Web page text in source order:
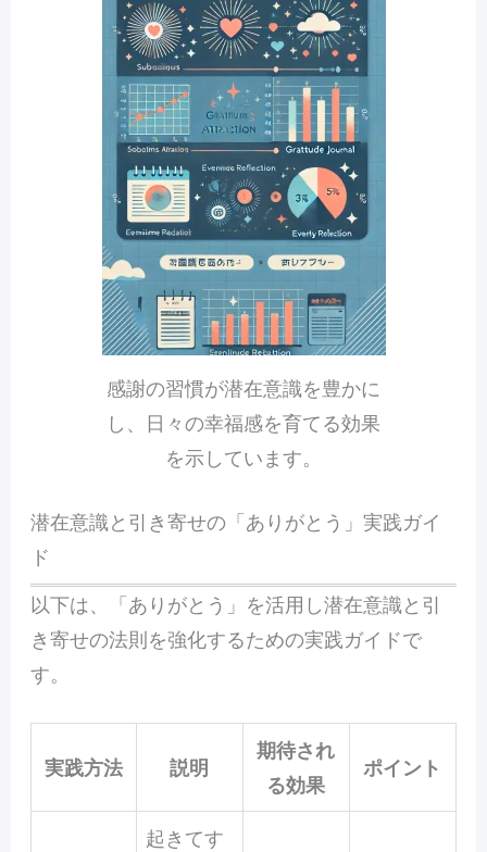
感謝の習慣が潜在意識を豊かに
し、日々の幸福感を育てる効果
を示しています。
潜在意識と引き寄せの「ありがとう」実践ガイ
ド
以下は、「ありがとう」を活用し潜在意識と引
き寄せの法則を強化するための実践ガイドで
す。
実践方法 説明
期待され
る効果
ポイント
起きてす